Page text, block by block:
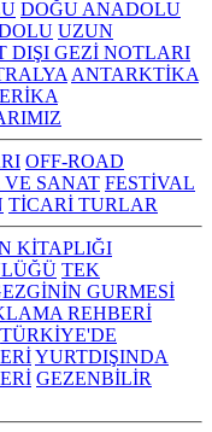
DOĞU ANADOLU
UZUN
DIŞI GEZİ NOTLARI
ANTARKTİKA
OFF-ROAD
SANAT FESTİVAL
TİCARİ TURLAR
KİTAPLIĞI
TEK
GURMESİ
REHBERİ
TÜRKİYE'DE
YURTDIŞINDA
GEZENBİLİR